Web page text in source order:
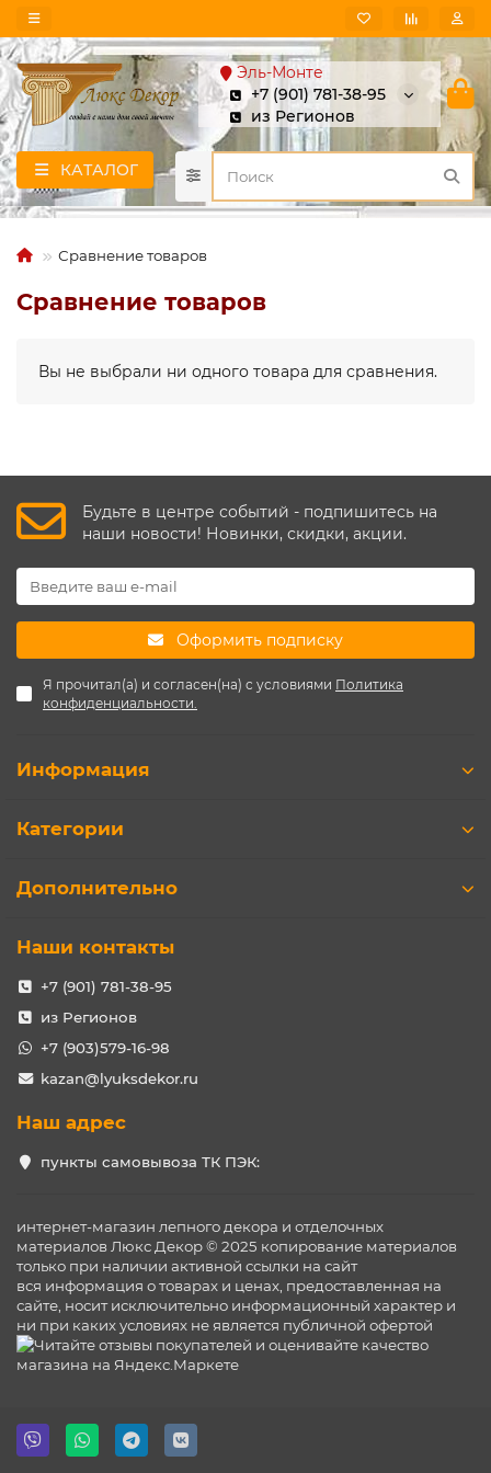
Эль-Монте
+7 (901) 781-38-95
из Регионов
КАТАЛОГ
Сравнение товаров
Сравнение товаров
Вы не выбрали ни одного товара для сравнения.
Будьте в центре событий - подпишитесь на
наши новости! Новинки, скидки, акции.
Оформить подписку
Я прочитал(а) и согласен(на) с условиями Политика
конфиденциальности.
Информация
Категории
Дополнительно
Наши контакты
+7 (901) 781-38-95
из Регионов
+7 (903)579-16-98
kazan@lyuksdekor.ru
Наш адрес
пункты самовывоза ТК ПЭК:
интернет-магазин лепного декора и отделочных
материалов Люкс Декор © 2025 копирование материалов
только при наличии активной ссылки на сайт
вся информация о товарах и ценах, предоставленная на
сайте, носит исключительно информационный характер и
ни при каких условиях не является публичной офертой